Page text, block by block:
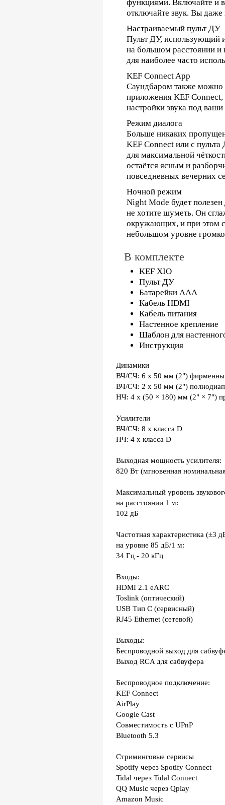
функциями. Включайте и
отключайте звук. Вы
Настраиваемый пульт ДУ
Пульт ДУ, использующий
на большом расстоянии
для наиболее часто
KEF Connect App
Саундбаром также можно
приложения KEF Connect,
настройки звука под
Режим диалога
Больше никаких
KEF Connect или с пульта
для максимальной
остаётся ясным и
повседневных вечерних
Ночной режим
Night Mode будет
не хотите шуметь. Он
окружающих, и при этом
небольшом уровне
В комплекте
KEF XIO
Пульт ДУ
Батарейки AAA
Кабель HDMI
Кабель питания
Настенное крепление
Шаблон для
Инструкция
Динамики
ВЧ/СЧ: 6 x 50 мм (2")
ВЧ/СЧ: 2 x 50 мм (2")
НЧ: 4 x (50 × 180) мм (2" × 7")
Усилители
ВЧ/СЧ: 8 x класса D
НЧ: 4 x класса D
Выходная мощность усилителя:
820 Вт (мгновенная
Максимальный уровень
на расстоянии 1 м:
102 дБ
Частотная характеристика (±3
на уровне 85 дБ/1 м:
34 Гц - 20 кГц
Входы:
HDMI 2.1 eARC
Toslink (оптический)
USB Тип C (сервисный)
RJ45 Ethernet (сетевой)
Выходы:
Беспроводной выход для
Выход RCA для сабвуфера
Беспроводное подключение:
KEF Connect
AirPlay
Google Cast
Совместимость с UPnP
Bluetooth 5.3
Стриминговые сервисы
Spotify через Spotify Connect
Tidal через Tidal Connect
QQ Music через Qplay
Amazon Music